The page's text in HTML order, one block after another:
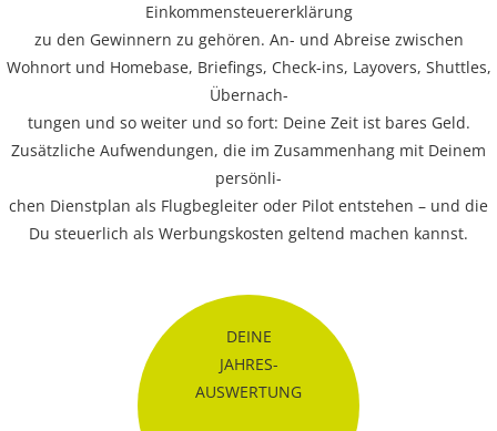
Einkommensteuererklärung
zu den Gewinnern zu gehören. An- und Abreise zwischen
Wohnort und Homebase, Briefings, Check-ins, Layovers, Shuttles,
Übernach-
tungen und so weiter und so fort: Deine Zeit ist bares Geld.
Zusätzliche Aufwendungen, die im Zusammenhang mit Deinem
persönli-
chen Dienstplan als Flugbegleiter oder Pilot entstehen – und die
Du steuerlich als Werbungskosten geltend machen kannst.
DEINE
JAHRES-
AUSWERTUNG